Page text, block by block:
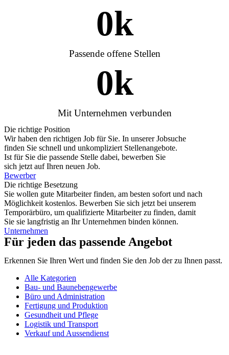
0k
Passende offene Stellen
0k
Mit Unternehmen verbunden
Die richtige Position
Wir haben den richtigen Job für Sie. In unserer Jobsuche
finden Sie schnell und unkompliziert Stellenangebote.
Ist für Sie die passende Stelle dabei, bewerben Sie
sich jetzt auf Ihren neuen Job.
Bewerber
Die richtige Besetzung
Sie wollen gute Mitarbeiter finden, am besten sofort und nach
Möglichkeit kostenlos. Bewerben Sie sich jetzt bei unserem
Temporärbüro, um qualifizierte Mitarbeiter zu finden, damit
Sie sie langfristig an Ihr Unternehmen binden können.
Unternehmen
Für jeden das passende Angebot
Erkennen Sie Ihren Wert und finden Sie den Job der zu Ihnen passt.
Alle Kategorien
Bau- und Baunebengewerbe
Büro und Administration
Fertigung und Produktion
Gesundheit und Pflege
Logistik und Transport
Verkauf und Aussendienst